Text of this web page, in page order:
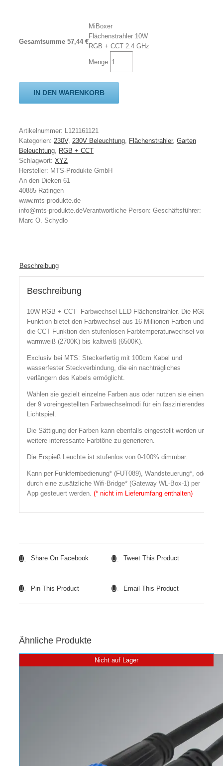
Gesamtsumme 57,44 €
MiBoxer
Flächenstrahler 10W
RGB + CCT 2.4 GHz
Menge
IN DEN WARENKORB
Artikelnummer: L121161121
Kategorien: 230V, 230V Beleuchtung, Flächenstrahler, Garten
Beleuchtung, RGB + CCT
Schlagwort: XYZ
Hersteller: MTS-Produkte GmbH
An den Dieken 61
40885 Ratingen
www.mts-produkte.de
info@mts-produkte.deVerantwortliche Person: Geschäftsführer:
Marc O. Schydlo
Beschreibung
Beschreibung
10W RGB + CCT Farbwechsel LED Flächenstrahler. Die RGB
Funktion bietet den Farbwechsel aus 16 Millionen Farben und
die CCT Funktion den stufenlosen Farbtemperaturwechsel von
warmweiß (2700K) bis kaltweiß (6500K).
Exclusiv bei MTS: Steckerfertig mit 100cm Kabel und
wasserfester Steckverbindung, die ein nachträgliches
verlängern des Kabels ermöglicht.
Wählen sie gezielt einzelne Farben aus oder nutzen sie einen
der 9 voreingestellten Farbwechselmodi für ein faszinierendes
Lichtspiel.
Die Sättigung der Farben kann ebenfalls eingestellt werden um
weitere interessante Farbtöne zu generieren.
Die Erspieß Leuchte ist stufenlos von 0-100% dimmbar.
Kann per Funkfernbedienung* (FUT089), Wandsteuerung*, oder
durch eine zusätzliche Wifi-Bridge* (Gateway WL-Box-1) per
App gesteuert werden. (* nicht im Lieferumfang enthalten)
Share On Facebook Tweet This Product
Pin This Product Email This Product
Ähnliche Produkte
Nicht auf Lager